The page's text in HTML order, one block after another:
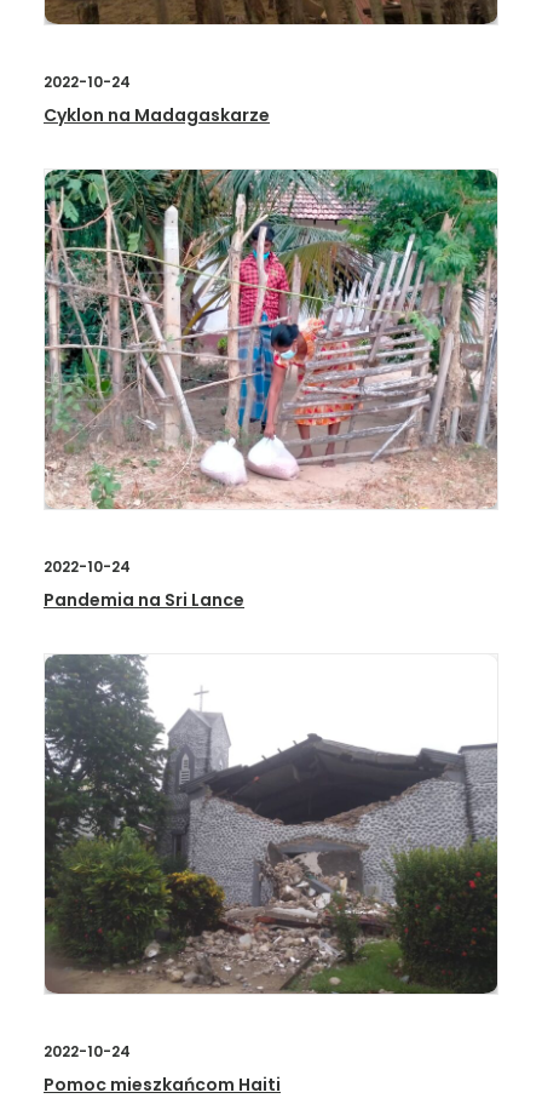
2022-10-24
Cyklon na Madagaskarze
2022-10-24
Pandemia na Sri Lance
2022-10-24
Pomoc mieszkańcom Haiti